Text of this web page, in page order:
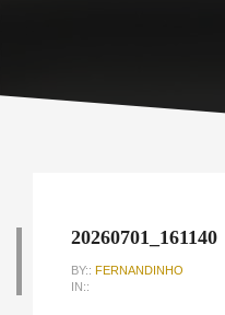
20260701_161140
BY:: FERNANDINHO
IN::